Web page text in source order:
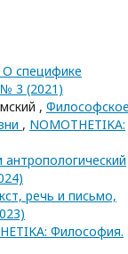
специфике
3 (2021)
, Философское
, NOMOTHETIKA:
речь и письмо,
Философия.